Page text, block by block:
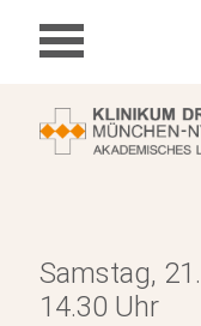
Samstag,
14.30 Uhr